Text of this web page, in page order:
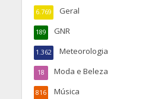
Geral
6.769
GNR
189
Meteorologia
1.362
Moda e Beleza
18
Música
816